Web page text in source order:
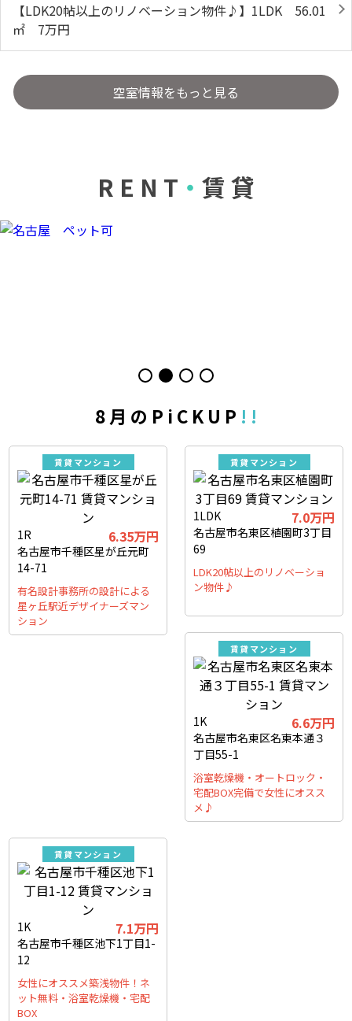
【LDK20帖以上のリノベーション物件♪】1LDK 56.01
㎡ 7万円
空室情報をもっと見る
R E N T ・ 賃 貸
8 月 の P i C K U P ! !
賃貸マンション
1R 6.35万円
名古屋市千種区星が丘元町
14-71
有名設計事務所の設計による
星ヶ丘駅近デザイナーズマン
ション
賃貸マンション
1LDK 7.0万円
名古屋市名東区植園町3丁目
69
LDK20帖以上のリノベーショ
ン物件♪
賃貸マンション
1K 6.6万円
名古屋市名東区名東本通３
丁目55-1
浴室乾燥機・オートロック・
宅配BOX完備で女性にオスス
メ♪
賃貸マンション
1K 7.1万円
名古屋市千種区池下1丁目1-
12
女性にオススメ築浅物件！ネ
ット無料・浴室乾燥機・宅配
BOX